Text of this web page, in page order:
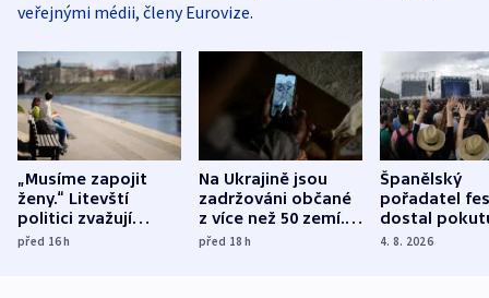
veřejnými médii, členy Eurovize.
„Musíme zapojit
ženy.“ Litevští
politici zvažují
dohodu o
před 16h
Na Ukrajině jsou
zadržováni občané
z více než 50 zemí.
Bojovali na straně
před 18h
Španělský
pořadatel
dostal
nekalé
4. 8. 2026